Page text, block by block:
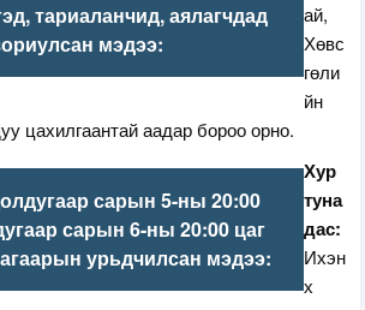
тариаланчид, аялагчдад
мэдээ:
ай,
Хөвс
гөли
йн
цахилгаантай аадар бороо орно.
сарын 5-ны 20:00
сарын 6-ны 20:00 цаг
урьдчилсан мэдээ:
Хур
туна
дас:
Ихэн
х